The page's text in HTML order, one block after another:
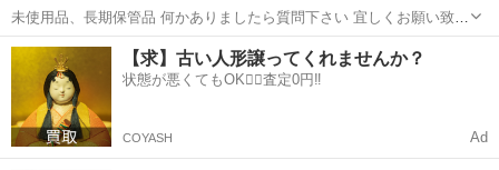
未使用品、長期保管品 何かありましたら質問下さい 宜しくお願い致し
ます。
栃木 佐野市 田沼駅 年中行事用品 重箱
【求】古い人形譲ってくれませんか？
状態が悪くてもOK🙆‍♀️査定0円‼️
COYASH Ad